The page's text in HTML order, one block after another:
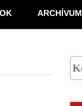
ARCHÍVUM